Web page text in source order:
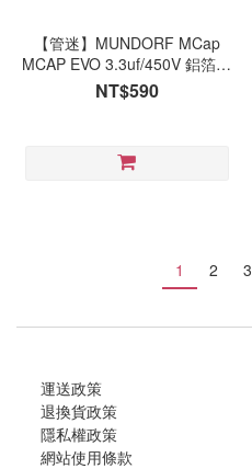
【管迷】MUNDORF MCap
MCAP EVO 3.3uf/450V 鋁箔電
容 台灣代理商公司貨
NT$590
1 2 3
運送政策
退換貨政策
隱私權政策
網站使用條款